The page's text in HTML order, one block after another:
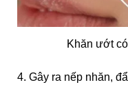
Khăn ướt
4. Gây ra nếp nhăn,